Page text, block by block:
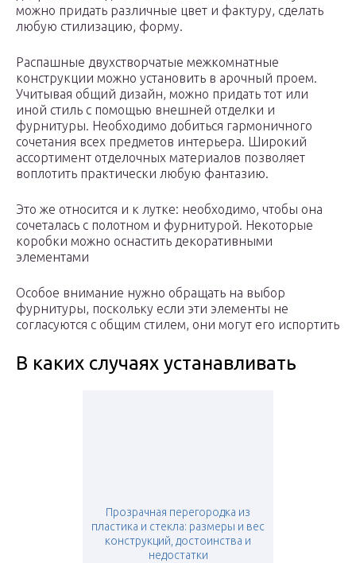
можно придать различные цвет и фактуру, сделать
любую стилизацию, форму.
Распашные двухстворчатые межкомнатные
конструкции можно установить в арочный проем.
Учитывая общий дизайн, можно придать тот или
иной стиль с помощью внешней отделки и
фурнитуры. Необходимо добиться гармоничного
сочетания всех предметов интерьера. Широкий
ассортимент отделочных материалов позволяет
воплотить практически любую фантазию.
Это же относится и к лутке: необходимо, чтобы она
сочеталась с полотном и фурнитурой. Некоторые
коробки можно оснастить декоративными
элементами
Особое внимание нужно обращать на выбор
фурнитуры, поскольку если эти элементы не
согласуются с общим стилем, они могут его испортить
В каких случаях устанавливать
Прозрачная перегородка из
пластика и стекла: размеры и вес
конструкций, достоинства и
недостатки